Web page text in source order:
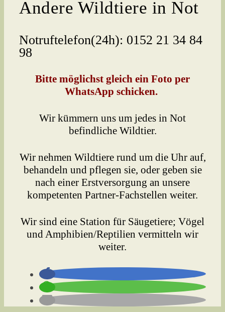
Andere Wildtiere in Not
Notruftelefon(24h): 0152 21 34 84
98
Bitte möglichst gleich ein Foto per
WhatsApp schicken.
Wir kümmern uns um jedes in Not
befindliche Wildtier.
Wir nehmen Wildtiere rund um die Uhr auf,
behandeln und pflegen sie, oder geben sie
nach einer Erstversorgung an unsere
kompetenten Partner-Fachstellen weiter.
Wir sind eine Station für Säugetiere; Vögel
und Amphibien/Reptilien vermitteln wir
weiter.